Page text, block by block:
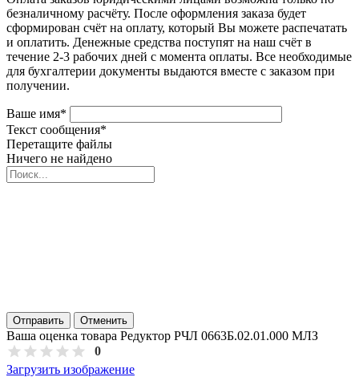
безналичному расчёту. После оформления заказа будет
сформирован счёт на оплату, который Вы можете распечатать
и оплатить. Денежные средства поступят на наш счёт в
течение 2-3 рабочих дней с момента оплаты. Все необходимые
для бухгалтерии документы выдаются вместе с заказом при
получении.
Ваше имя*
Текст сообщения*
Перетащите файлы
Ничего не найдено
Отправить Отменить
Ваша оценка товара Редуктор РЧЛ 0663Б.02.01.000 МЛЗ
0
Загрузить изображение